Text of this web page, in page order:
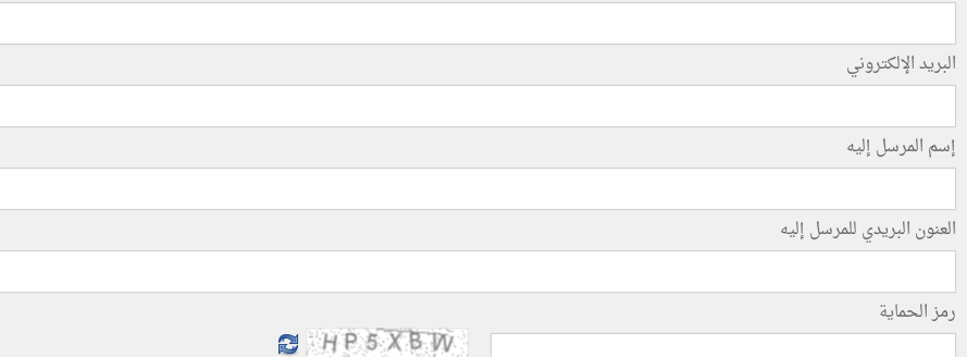
البريد الإلكتروني
إسم المرسل إليه
العنون البريدي للمرسل إليه
رمز الحماية